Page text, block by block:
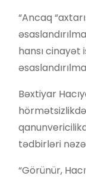
“Ancaq
hansı cinayət
Bəxtiyar
tədbirləri
“Görünür,